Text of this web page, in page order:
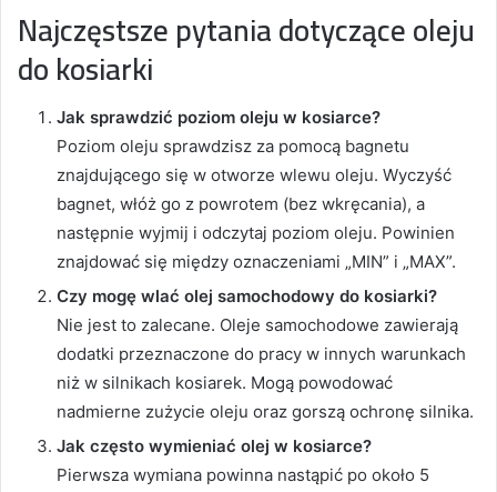
Najczęstsze pytania dotyczące oleju
do kosiarki
Jak sprawdzić poziom oleju w kosiarce?
Poziom oleju sprawdzisz za pomocą bagnetu
znajdującego się w otworze wlewu oleju. Wyczyść
bagnet, włóż go z powrotem (bez wkręcania), a
następnie wyjmij i odczytaj poziom oleju. Powinien
znajdować się między oznaczeniami „MIN” i „MAX”.
Czy mogę wlać olej samochodowy do kosiarki?
Nie jest to zalecane. Oleje samochodowe zawierają
dodatki przeznaczone do pracy w innych warunkach
niż w silnikach kosiarek. Mogą powodować
nadmierne zużycie oleju oraz gorszą ochronę silnika.
Jak często wymieniać olej w kosiarce?
Pierwsza wymiana powinna nastąpić po około 5